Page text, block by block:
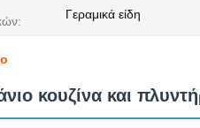
Γεραμικά είδη
κουζίνα και